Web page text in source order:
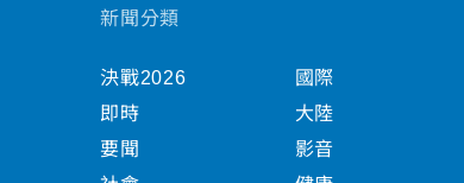
新聞分類
決戰2026
即時
要聞
國際
大陸
影音